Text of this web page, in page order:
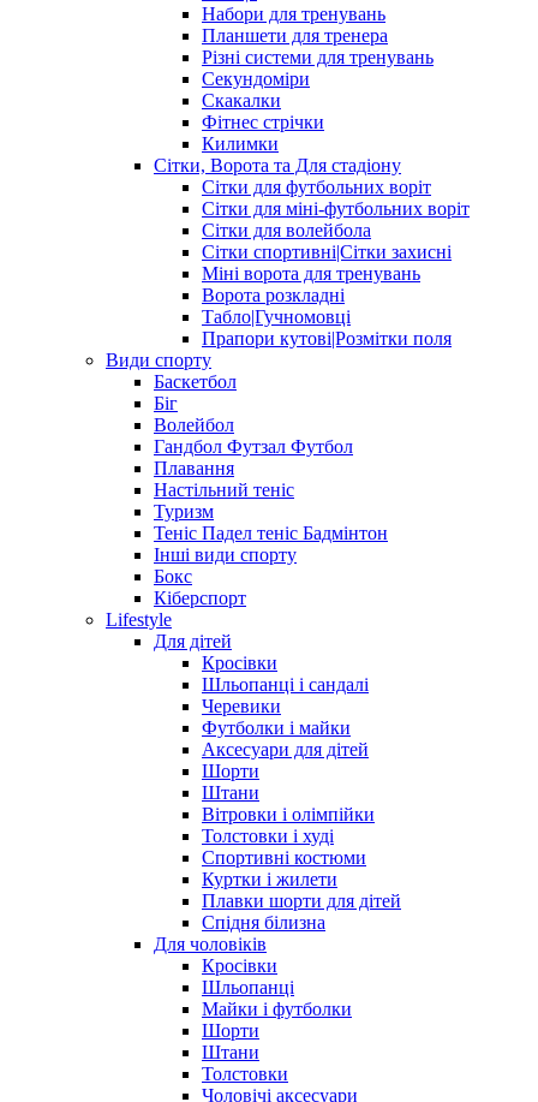
Набори для тренувань
Планшети для тренера
Різні системи для тренувань
Секундоміри
Скакалки
Фітнес стрічки
Килимки
Сітки, Ворота та Для стадіону
Сітки для футбольних воріт
Сітки для міні-футбольних воріт
Сітки для волейбола
Сітки спортивні|Cітки захисні
Міні ворота для тренувань
Ворота розкладні
Табло|Гучномовці
Прапори кутові|Розмітки поля
Види спорту
Баскетбол
Біг
Волейбол
Гандбол Футзал Футбол
Плавання
Настільний теніс
Туризм
Теніс Падел теніс Бадмінтон
Інші види спорту
Бокс
Кіберспорт
Lifestyle
Для дітей
Кросівки
Шльопанці і сандалі
Черевики
Футболки і майки
Аксесуари для дітей
Шорти
Штани
Вітровки і олімпійки
Толстовки і худі
Спортивні костюми
Куртки і жилети
Плавки шорти для дітей
Спідня білизна
Для чоловіків
Кросівки
Шльопанці
Майки і футболки
Шорти
Штани
Толстовки
Чоловічі аксесуари